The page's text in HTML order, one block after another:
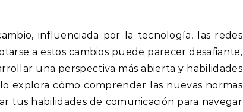
a estos cambios puede parecer desafiante,
una perspectiva más abierta y habilidades
explora cómo comprender las nuevas normas
tus habilidades de comunicación para navegar